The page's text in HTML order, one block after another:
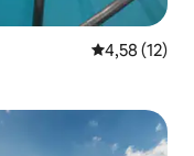
4,58 de uma
4,58 (12)